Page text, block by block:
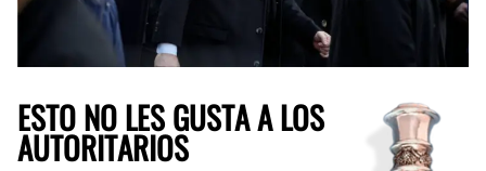
ESTO NO LES GUSTA A LOS
AUTORITARIOS